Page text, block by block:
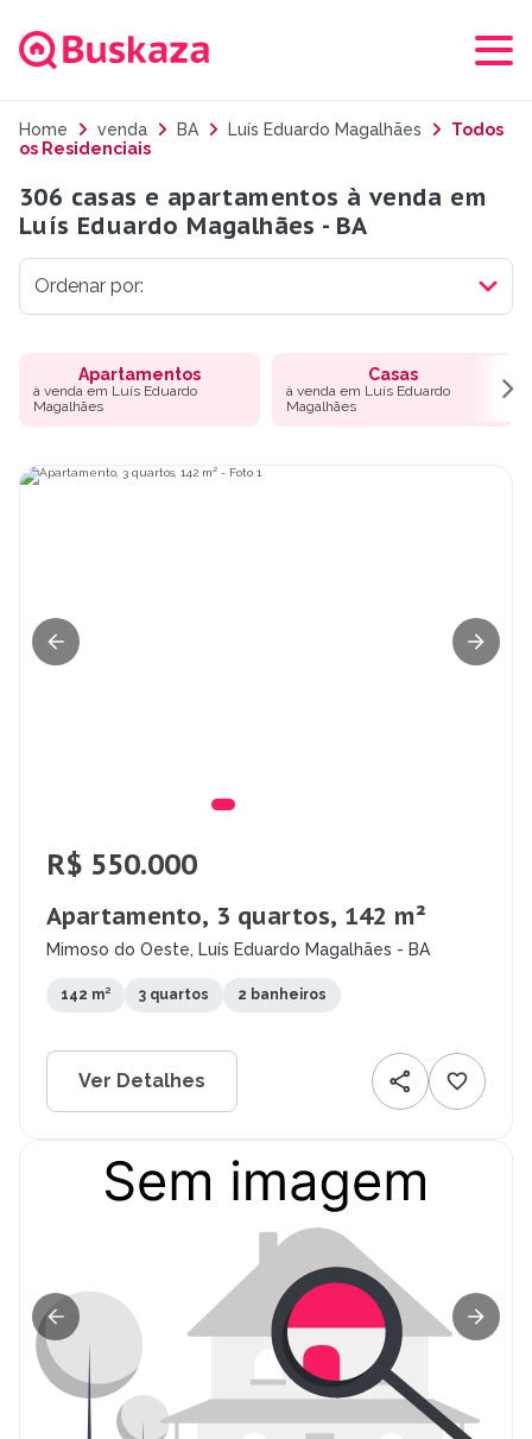
Home venda BA Luís Eduardo Magalhães
Todos
os Residenciais
306 casas e apartamentos à venda em
Luís Eduardo Magalhães - BA
Apartamentos
à venda em Luís Eduardo
Magalhães
Casas
à venda em Luís Eduardo
Magalhães
R$ 550.000
Apartamento, 3 quartos, 142 m²
Mimoso do Oeste, Luís Eduardo Magalhães - BA
142 m² 3 quartos 2 banheiros
Ver Detalhes